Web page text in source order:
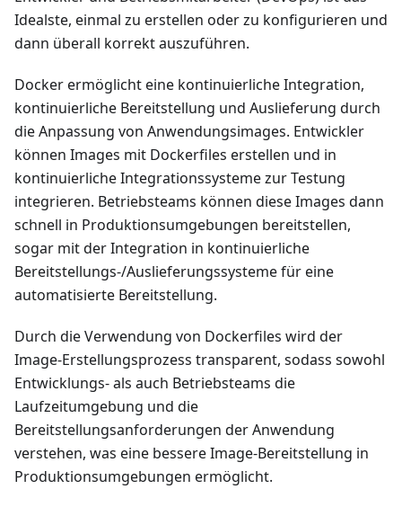
Idealste, einmal zu erstellen oder zu konfigurieren und
dann überall korrekt auszuführen.
Docker ermöglicht eine kontinuierliche Integration,
kontinuierliche Bereitstellung und Auslieferung durch
die Anpassung von Anwendungsimages. Entwickler
können Images mit Dockerfiles erstellen und in
kontinuierliche Integrationssysteme zur Testung
integrieren. Betriebsteams können diese Images dann
schnell in Produktionsumgebungen bereitstellen,
sogar mit der Integration in kontinuierliche
Bereitstellungs-/Auslieferungssysteme für eine
automatisierte Bereitstellung.
Durch die Verwendung von Dockerfiles wird der
Image-Erstellungsprozess transparent, sodass sowohl
Entwicklungs- als auch Betriebsteams die
Laufzeitumgebung und die
Bereitstellungsanforderungen der Anwendung
verstehen, was eine bessere Image-Bereitstellung in
Produktionsumgebungen ermöglicht.